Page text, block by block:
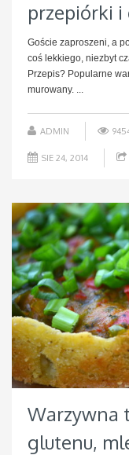
przepiórki i
Goście zaproszeni, a
coś lekkiego, niezbyt
Przepis? Popularne
murowany. ...
ADMIN
SIE 24, 2014
Warzywna
glutenu,